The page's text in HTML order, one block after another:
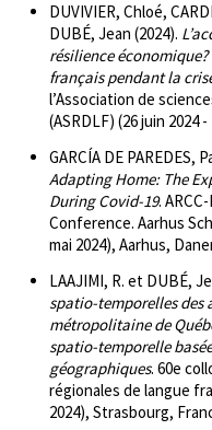
DUVIVIER, Chloé,
DUBÉ, Jean (2024).
résilience
français pendant la
l’Association de
(ASRDLF) (26 juin 2024
GARCÍA DE PAREDES,
Adapting Home: The
During Covid-19.
Conference. Aarhus
mai 2024), Aarhus,
LAAJIMI, R. et DUBÉ,
spatio-temporelles des
métropolitaine de
spatio-temporelle
géographiques. 60e
régionales de langue
2024), Strasbourg,